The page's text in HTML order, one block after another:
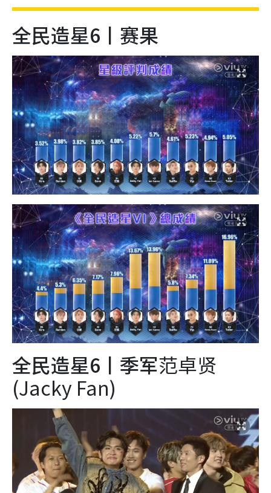
全民造星6丨赛果
全民造星6丨季军范卓贤
(Jacky Fan)